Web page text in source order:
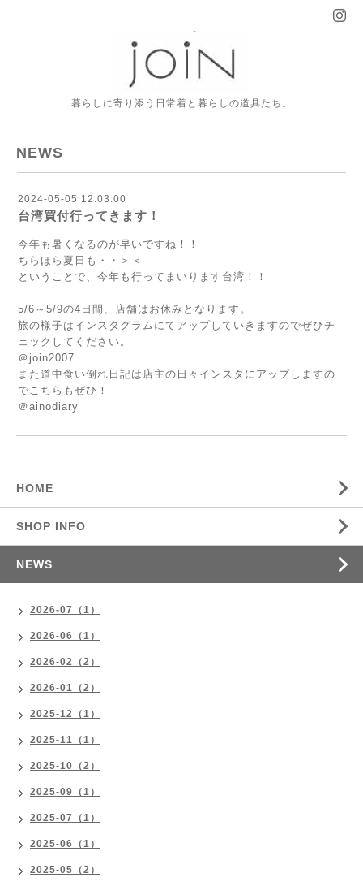
暮らしに寄り添う日常着と暮らしの道具たち。
NEWS
2024-05-05 12:03:00
台湾買付行ってきます！
今年も暑くなるのが早いですね！！
ちらほら夏日も・・＞＜
ということで、今年も行ってまいります台湾！！
5/6～5/9の4日間、店舗はお休みとなります。
旅の様子はインスタグラムにてアップしていきますのでぜひチ
ェックしてください。
＠join2007
また道中食い倒れ日記は店主の日々インスタにアップしますの
でこちらもぜひ！
＠ainodiary
HOME
SHOP INFO
NEWS
2026-07（1）
2026-06（1）
2026-02（2）
2026-01（2）
2025-12（1）
2025-11（1）
2025-10（2）
2025-09（1）
2025-07（1）
2025-06（1）
2025-05（2）